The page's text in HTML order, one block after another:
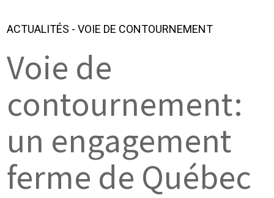
ACTUALITÉS -VOIE DE CONTOURNEMENT
Voie de
contournement:
un engagement
ferme de Québec